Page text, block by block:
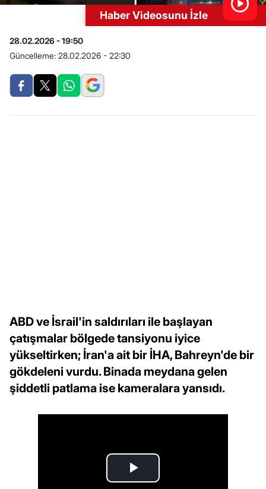
Haber Videosunu İzle
28.02.2026 - 19:50
Güncelleme: 28.02.2026 - 22:30
ABD ve İsrail'in saldırıları ile başlayan
çatışmalar bölgede tansiyonu iyice
yükseltirken; İran'a ait bir İHA, Bahreyn'de bir
gökdeleni vurdu. Binada meydana gelen
şiddetli patlama ise kameralara yansıdı.